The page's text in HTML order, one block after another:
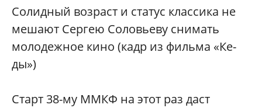
Солидный возраст и статус классика не
мешают Сергею Соловьеву снимать
молодежное кино (кадр из фильма «Ке-
ды»)
Старт 38-му ММКФ на этот раз даст